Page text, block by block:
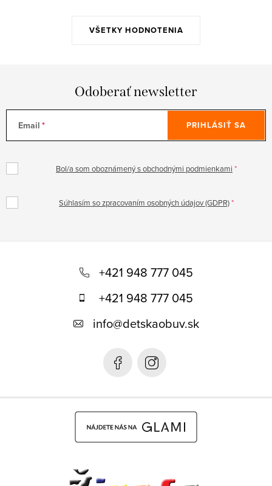
VŠETKY HODNOTENIA
Odoberať newsletter
Email
Bol/a som oboznámený s obchodnými podmienkami
Súhlasím so zpracovaním osobných údajov (GDPR)
PRIHLÁSIŤ SA
+421 948 777 045
+421 948 777 045
info@detskaobuv.sk